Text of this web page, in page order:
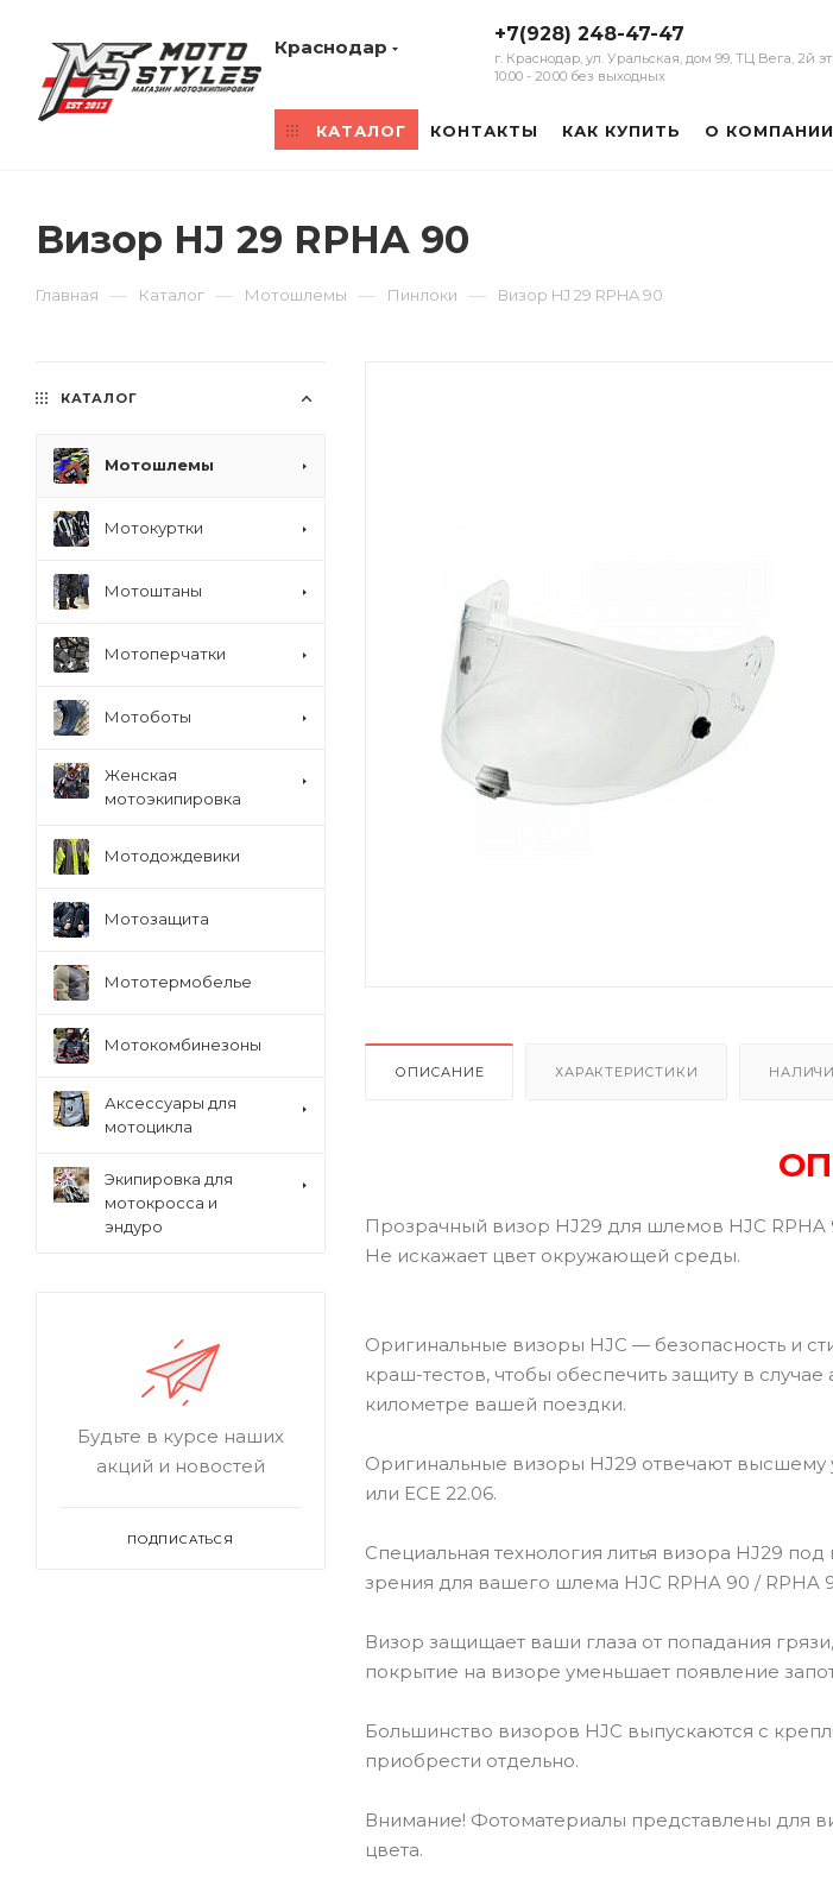
Краснодар
+7(928) 248-47-47
г. Краснодар, ул. Уральская, дом 99, ТЦ Вега, 2й
10:00 - 20:00 без выходных
КАТАЛОГ КОНТАКТЫ КАК КУПИТЬ О КОМПАНИИ
Визор HJ 29 RPHA 90
Главная — Каталог — Мотошлемы — Пинлоки — Визор HJ 29 RPHA 90
ОПИСАНИЕ ХАРАКТЕРИСТИКИ
Прозрачный визор HJ29 для шлемов HJC
Не искажает цвет окружающей среды.
Оригинальные визоры HJC — безопасность и
краш-тестов, чтобы обеспечить защиту в
километре вашей поездки.
Оригинальные визоры HJ29 отвечают высшему
или ECE 22.06.
Специальная технология литья визора HJ29
зрения для вашего шлема HJC RPHA 90 / RPHA
Визор защищает ваши глаза от попадания
покрытие на визоре уменьшает появление
Большинство визоров HJC выпускаются с
приобрести отдельно.
Внимание! Фотоматериалы представлены для
цвета.
КАТАЛОГ
Мотошлемы
Мотокуртки
Мотоштаны
Мотоперчатки
Мотоботы
Женская
мотоэкипировка
Мотодождевики
Мотозащита
Мототермобелье
Мотокомбинезоны
Аксессуары для
мотоцикла
Экипировка для
мотокросса и
эндуро
Будьте в курсе наших
акций и новостей
ПОДПИСАТЬСЯ